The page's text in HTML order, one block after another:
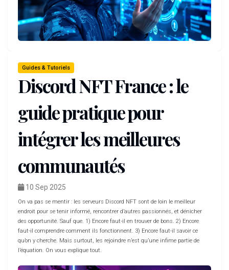
Guides & Tutoriels
Discord NFT France : le
guide pratique pour
intégrer les meilleures
communautés
10 Sep 2025
On va pas se mentir : les serveurs Discord NFT sont de loin le meilleur
endroit pour se tenir informé, rencontrer d’autres passionnés, et dénicher
des opportunité. Sauf que. 1) Encore faut-il en trouver de bons. 2) Encore
faut-il comprendre comment ils fonctionnent. 3) Encore faut-il savoir ce
qu’on y cherche. Mais surtout, les rejoindre n’est qu’une infime partie de
l’équation. On vous explique tout.